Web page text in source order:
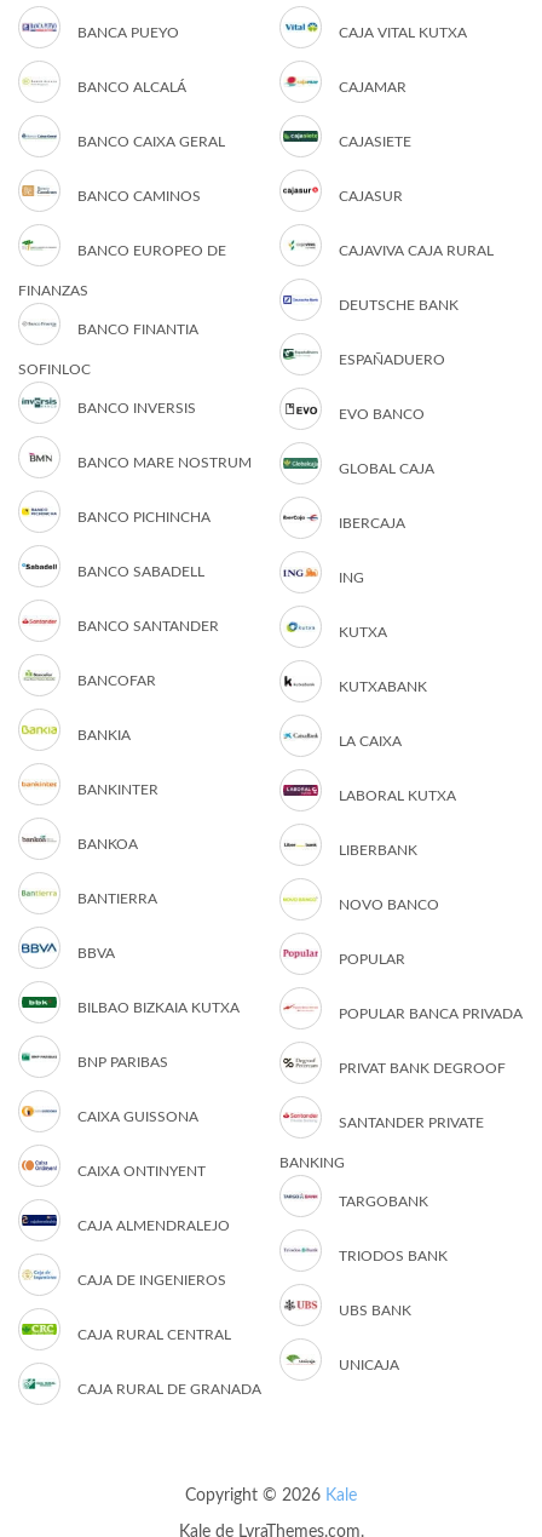
BANCA PUEYO
BANCO ALCALÁ
BANCO CAIXA GERAL
BANCO CAMINOS
BANCO EUROPEO DE
FINANZAS
BANCO FINANTIA
SOFINLOC
BANCO INVERSIS
BANCO MARE NOSTRUM
BANCO PICHINCHA
BANCO SABADELL
BANCO SANTANDER
BANCOFAR
BANKIA
BANKINTER
BANKOA
BANTIERRA
BBVA
BILBAO BIZKAIA KUTXA
BNP PARIBAS
CAIXA GUISSONA
CAIXA ONTINYENT
CAJA ALMENDRALEJO
CAJA DE INGENIEROS
CAJA RURAL CENTRAL
CAJA RURAL DE GRANADA
CAJA VITAL KUTXA
CAJAMAR
CAJASIETE
CAJASUR
CAJAVIVA CAJA RURAL
DEUTSCHE BANK
ESPAÑADUERO
EVO BANCO
GLOBAL CAJA
IBERCAJA
ING
KUTXA
KUTXABANK
LA CAIXA
LABORAL KUTXA
LIBERBANK
NOVO BANCO
POPULAR
POPULAR BANCA PRIVADA
PRIVAT BANK DEGROOF
SANTANDER PRIVATE
BANKING
TARGOBANK
TRIODOS BANK
UBS BANK
UNICAJA
Copyright © 2026 Kale
Kalede LyraThemes.com.